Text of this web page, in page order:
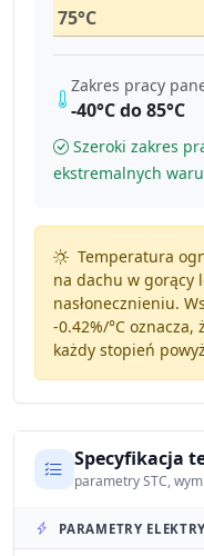
75°C
Zakres pracy
-40°C do 85°C
Szeroki zakres
ekstremalnych
Temperatura
na dachu w gorący
nasłonecznieniu.
-0.42%/°Coznacza,
każdy stopień
Specyfikacja
parametry STC,
PARAMETRY